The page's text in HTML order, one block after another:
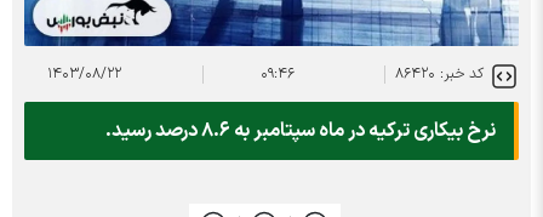
کد خبر: ۸۶۴۲۰ ۰۹:۴۶ ۱۴۰۳/۰۸/۲۲
نرخ بیکاری ترکیه در ماه سپتامبر به ۸.۶ درصد رسید.